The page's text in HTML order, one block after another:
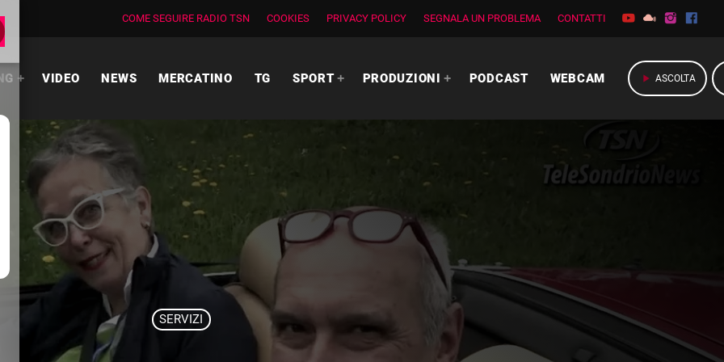
COME SEGUIRE RADIO TSN COOKIES PRIVACY POLICY SEGNALA UN PROBLEMA CONTATTI
VIDEO NEWS MERCATINO TG SPORT PRODUZIONI PODCAST WEBCAM play_arrow ASCOLTA
SERVIZI